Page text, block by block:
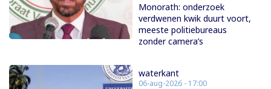
Monorath: onderzoek
verdwenen kwik duurt voort,
meeste politiebureaus
zonder camera’s
waterkant
06-aug-2026 - 17:00